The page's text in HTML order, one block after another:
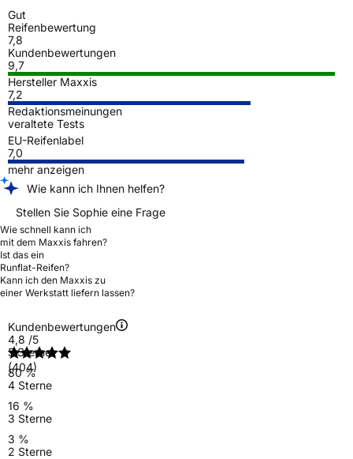
Gut
Reifenbewertung
7,8
Kundenbewertungen
9,7
Hersteller Maxxis
7,2
Redaktionsmeinungen
veraltete Tests
EU-Reifenlabel
7,0
mehr anzeigen
Wie kann ich Ihnen helfen?
Stellen Sie Sophie eine Frage
Wie schnell kann ich
mit dem Maxxis fahren?
Ist das ein
Runflat-Reifen?
Kann ich den Maxxis zu
einer Werkstatt liefern lassen?
Kundenbewertungen
4,8 /5
(404)
5 Sterne
80 %
4 Sterne
16 %
3 Sterne
3 %
2 Sterne